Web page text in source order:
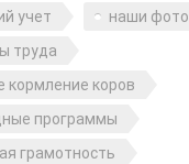
учет
наши фото
труда
кормление коров
программы
грамотность